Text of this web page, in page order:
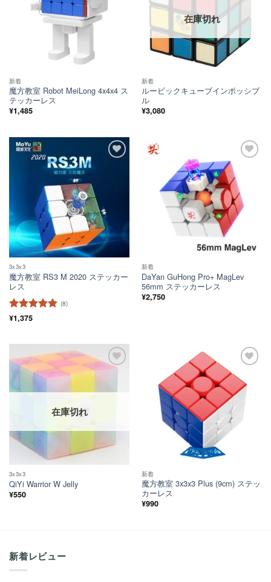
新着
魔方教室 Robot MeiLong 4x4x4 ス
テッカーレス
¥1,485
在庫切れ
新着
ルービックキューブインポッシブ
ル
¥3,080
3x3x3
魔方教室 RS3 M 2020 ステッカー
レス
5段階中
(8)
¥1,375
新着
DaYan GuHong Pro+ MagLev
56mm ステッカーレス
¥2,750
在庫切れ
3x3x3
QiYi Warrior W Jelly
¥550
い！
新着
魔方教室 3x3x3 Plus (9cm) ステッ
カーレス
¥990
新着レビュー